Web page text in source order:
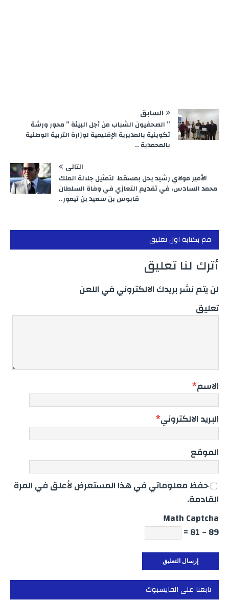
السابق
” الصحفيون الشباب من أجل البيئة ” محور ورشة
تكوينية بالمديرية الإقليمية لوزارة التربية الوطنية
بالمحمدية ..
التالي
الأمير مولاي رشيد يحل بمسقط لتمثيل جلالة الملك
محمد السادس، في تقديم التعازي في وفاة السلطان
قابوس بن سعيد بن تيمور..
قم بكتابة اول تعليق
أترك لنا تعليق
لن يتم نشر بريدك الالكتروني في اللعن
تعليق
الاسم*
البريد الالكتروني*
الموقع
حفظ معلوماتي في هذا المستعرض لأعلق في المرة
القادمة.
Math Captcha
89 − 81 =
تابعنا على الفايسبوك